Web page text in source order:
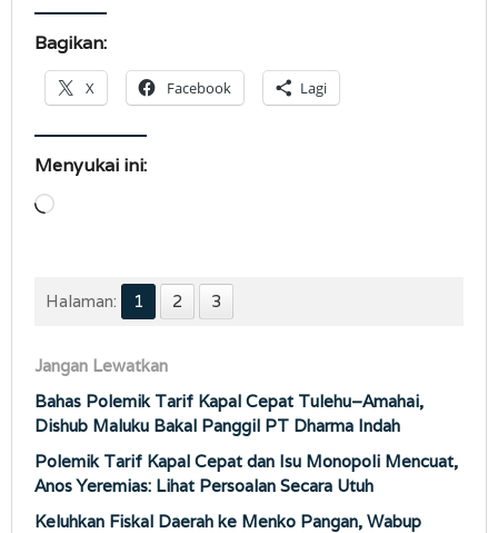
Bagikan:
X Facebook Lagi
Menyukai ini:
Memuat...
Halaman: 1 2 3
Jangan Lewatkan
Bahas Polemik Tarif Kapal Cepat Tulehu–Amahai,
Dishub Maluku Bakal Panggil PT Dharma Indah
Polemik Tarif Kapal Cepat dan Isu Monopoli Mencuat,
Anos Yeremias: Lihat Persoalan Secara Utuh
Keluhkan Fiskal Daerah ke Menko Pangan, Wabup